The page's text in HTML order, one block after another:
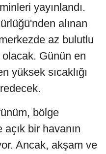
yayınlandı.
alınan
az bulutlu
Günün en
yüksek sıcaklığı
bölge
bir havanın
Ancak, akşam ve